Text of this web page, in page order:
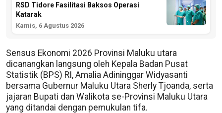
RSD Tidore Fasilitasi Baksos Operasi
Katarak
Kamis, 6 Agustus 2026
Sensus Ekonomi 2026 Provinsi Maluku utara
dicanangkan langsung oleh Kepala Badan Pusat
Statistik (BPS) RI, Amalia Adininggar Widyasanti
bersama Gubernur Maluku Utara Sherly Tjoanda, serta
jajaran Bupati dan Walikota se-Provinsi Maluku Utara
yang ditandai dengan pemukulan tifa.